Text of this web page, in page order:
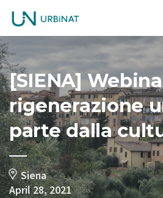
[SIENA]
rigenerazione
parte dalla
Siena
April 28, 2021